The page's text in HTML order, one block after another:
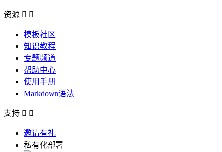
资源  
模板社区
知识教程
专题频道
帮助中心
使用手册
Markdown语法
支持  
邀请有礼
私有化部署